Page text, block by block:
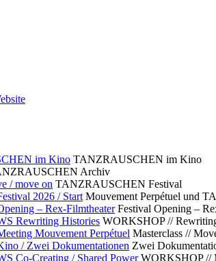
im Kino TANZRAUSCHEN im Kino
Archiv
/ move on TANZRAUSCHEN Festival
2026 / Start Mouvement Perpétuel und
– Rex-Filmtheater Festival Opening –
Rewriting Histories WORKSHOP //
Mouvement Perpétuel Masterclass //
/ Zwei Dokumentationen Zwei
Co-Creating / Shared Power WORKSHOP //